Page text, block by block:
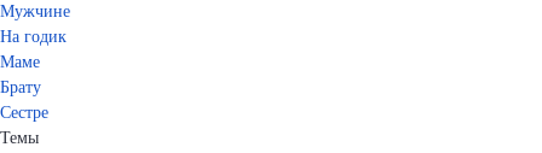
Мужчине
На годик
Маме
Брату
Сестре
Темы